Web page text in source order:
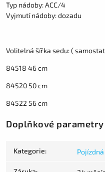
Typ nádoby: ACC/4
Vyjmutí nádoby: dozadu
Volitelná šířka sedu: (
84518 46 cm
84520 50 cm
84522 56 cm
Doplňkové parametry
Kategorie: